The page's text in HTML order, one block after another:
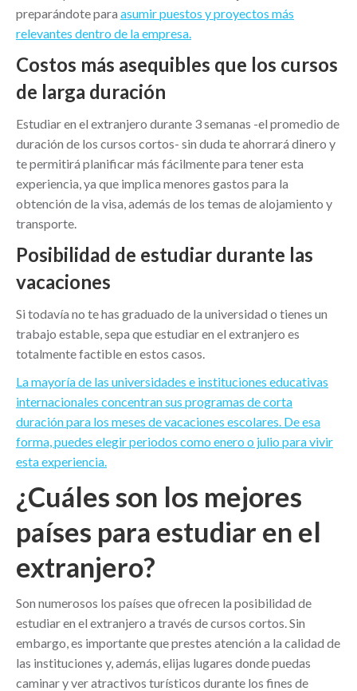
preparándote para asumir puestos y proyectos más
relevantes dentro de la empresa.
Costos más asequibles que los cursos
de larga duración
Estudiar en el extranjero durante 3 semanas -el promedio de
duración de los cursos cortos- sin duda te ahorrará dinero y
te permitirá planificar más fácilmente para tener esta
experiencia, ya que implica menores gastos para la
obtención de la visa, además de los temas de alojamiento y
transporte.
Posibilidad de estudiar durante las
vacaciones
Si todavía no te has graduado de la universidad o tienes un
trabajo estable, sepa que estudiar en el extranjero es
totalmente factible en estos casos.
La mayoría de las universidades e instituciones educativas
internacionales concentran sus programas de corta
duración para los meses de vacaciones escolares. De esa
forma, puedes elegir periodos como enero o julio para vivir
esta experiencia.
¿Cuáles son los mejores
países para estudiar en el
extranjero?
Son numerosos los países que ofrecen la posibilidad de
estudiar en el extranjero a través de cursos cortos. Sin
embargo, es importante que prestes atención a la calidad de
las instituciones y, además, elijas lugares donde puedas
caminar y ver atractivos turísticos durante los fines de